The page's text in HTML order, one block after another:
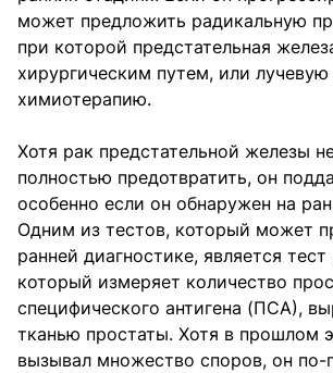
может предложить радикальную
при которой предстательная
хирургическим путем, или
химиотерапию.
Хотя рак предстательной железы
полностью предотвратить, он
особенно если он обнаружен на
Одним из тестов, который может
ранней диагностике, является
который измеряет количество
специфического антигена (ПСА),
тканью простаты. Хотя в прошлом
вызывал множество споров, он